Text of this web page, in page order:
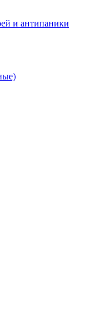
и антипаники